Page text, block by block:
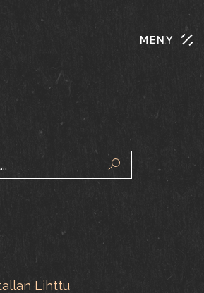
MENY
Søk
Lihttu